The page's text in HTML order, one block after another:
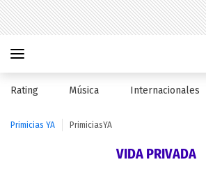
Rating Música Internacionales
Primicias YA PrimiciasYA
VIDA PRIVADA